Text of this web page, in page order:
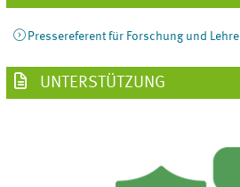
Pressereferent für Forschung und Lehre
UNTERSTÜTZUNG